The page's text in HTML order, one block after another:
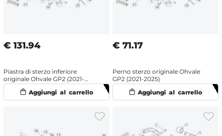
€ 131.94
Piastra di sterzo inferiore
originale Ohvale GP2 (2021-
2024)
€ 71.17
Perno sterzo originale Ohvale
GP2 (2021-2025)